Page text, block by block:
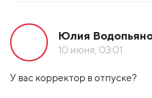
По рейтингу
Юлия
10 июня, 03:01
У вас корректор в отпуске?